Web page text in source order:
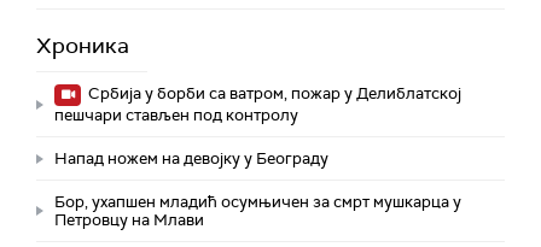
Хроника
Србија у борби са ватром, пожар у Делиблатској
пешчари стављен под контролу
Напад ножем на девојку у Београду
Бор, ухапшен младић осумњичен за смрт мушкарца у
Петровцу на Млави